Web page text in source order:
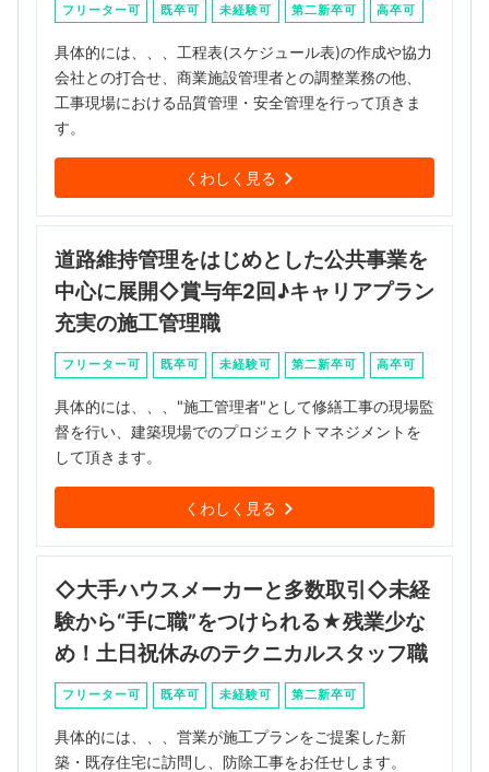
フリーター可 既卒可 未経験可 第二新卒可 高卒可
具体的には、、、工程表(スケジュール表)の作成や協力
会社との打合せ、商業施設管理者との調整業務の他、
工事現場における品質管理・安全管理を行って頂きま
す。
くわしく見る
道路維持管理をはじめとした公共事業を
中心に展開◇賞与年2回♪キャリアプラン
充実の施工管理職
フリーター可 既卒可 未経験可 第二新卒可 高卒可
具体的には、、、"施工管理者"として修繕工事の現場監
督を行い、建築現場でのプロジェクトマネジメントを
して頂きます。
くわしく見る
◇大手ハウスメーカーと多数取引◇未経
験から“手に職”をつけられる★残業少な
め！土日祝休みのテクニカルスタッフ職
フリーター可 既卒可 未経験可 第二新卒可
具体的には、、、営業が施工プランをご提案した新
築・既存住宅に訪問し、防除工事をお任せします。